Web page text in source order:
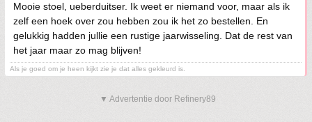
Mooie stoel, ueberduitser. Ik weet er niemand voor, maar als ik
zelf een hoek over zou hebben zou ik het zo bestellen. En
gelukkig hadden jullie een rustige jaarwisseling. Dat de rest van
het jaar maar zo mag blijven!
Als je goed om je heen kijkt zie je dat alles gekleurd is.
▼ Advertentie door Refinery89